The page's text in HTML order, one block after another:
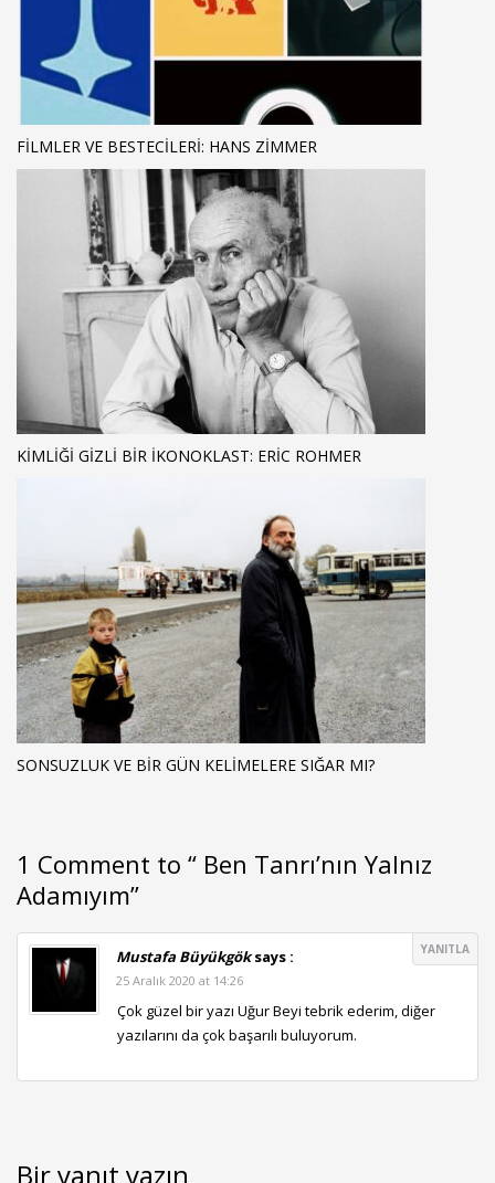
FILMLER VE BESTECILERI: HANS ZIMMER
KIMLIĞI GIZLI BIR İKONOKLAST: ERIC ROHMER
SONSUZLUK VE BIR GÜN KELIMELERE SIĞAR MI?
1 Comment to “ Ben Tanrı’nın Yalnız
Adamıyım”
Mustafa Büyükgöksays : YANITLA
25 Aralık 2020 at 14:26
Çok güzel bir yazı Uğur Beyi tebrik ederim, diğer
yazılarını da çok başarılı buluyorum.
Bir yanıt yazın